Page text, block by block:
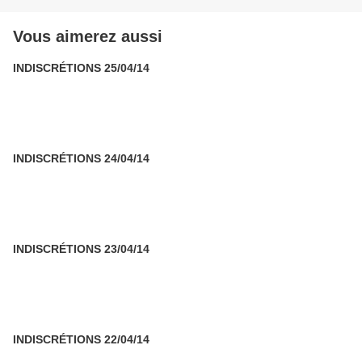
Vous aimerez aussi
INDISCRÉTIONS 25/04/14
INDISCRÉTIONS 24/04/14
INDISCRÉTIONS 23/04/14
INDISCRÉTIONS 22/04/14